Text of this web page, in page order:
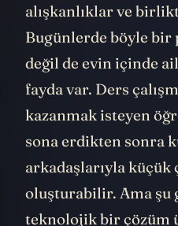
alışkanlıklar ve
Bugünlerde böyle bir
değil de evin içinde
fayda var. Ders
kazanmak isteyen
sona erdikten sonra
arkadaşlarıyla küçük
oluşturabilir. Ama şu
teknolojik bir çözüm